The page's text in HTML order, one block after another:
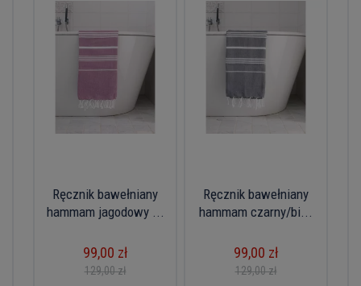
Ręcznik bawełniany
hammam jagodowy ...
99,00 zł
129,00 zł
Ręcznik bawełniany
hammam czarny/bi...
99,00 zł
129,00 zł